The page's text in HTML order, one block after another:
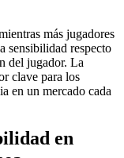
más jugadores
sensibilidad respecto
del jugador. La
clave para los
en un mercado cada
en